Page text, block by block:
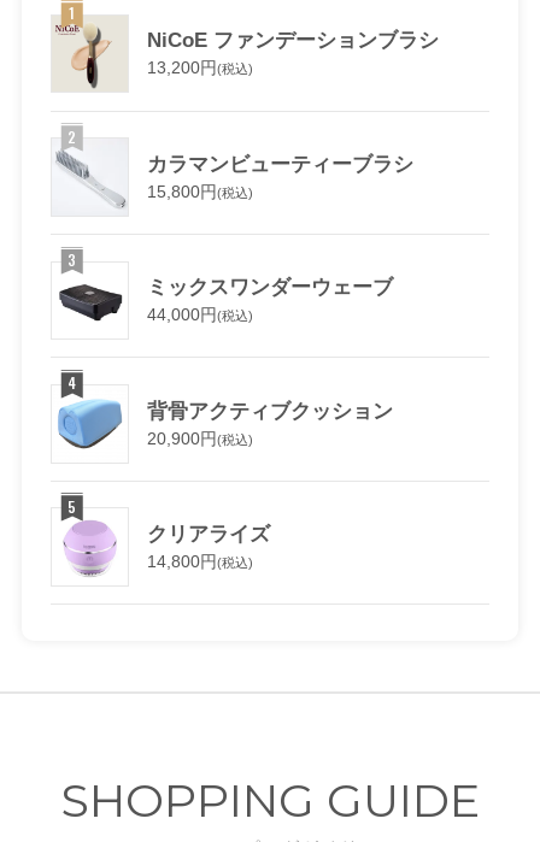
NiCoE ファンデーションブラシ
13,200円(税込)
カラマンビューティーブラシ
15,800円(税込)
ミックスワンダーウェーブ
44,000円(税込)
背骨アクティブクッション
20,900円(税込)
クリアライズ
14,800円(税込)
SHOPPING GUIDE